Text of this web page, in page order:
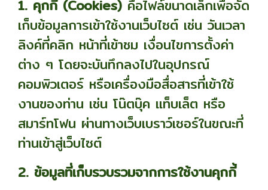
1. คุกกี้ (Cookies) คือไฟล์ขนาดเล็กเพื่อจัด
เก็บข้อมูลการเข้าใช้งานเว็บไซต์ เช่น วันเวลา
ลิงค์ที่คลิก หน้าที่เข้าชม เงื่อนไขการตั้งค่า
ต่าง ๆ โดยจะบันทึกลงไปในอุปกรณ์
คอมพิวเตอร์ หรือเครื่องมือสื่อสารที่เข้าใช้
งานของท่าน เช่น โน๊ตบุ๊ค แท็บเล็ต หรือ
สมาร์ทโฟน ผ่านทางเว็บเบราว์เซอร์ในขณะที่
ท่านเข้าสู่เว็บไซต์
2. ข้อมูลที่เก็บรวบรวมจากการใช้งานคุกกี้